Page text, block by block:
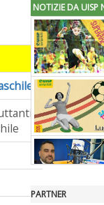
NOTIZIE DA UISP
PARTNER